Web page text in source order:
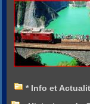
* Info et